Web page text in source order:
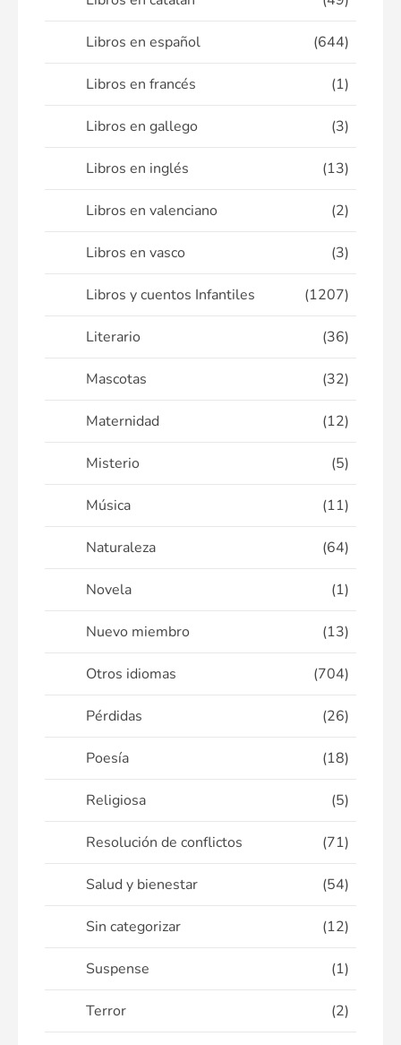
Libros en español (644)
Libros en francés (1)
Libros en gallego (3)
Libros en inglés (13)
Libros en valenciano (2)
Libros en vasco (3)
Libros y cuentos Infantiles (1207)
Literario (36)
Mascotas (32)
Maternidad (12)
Misterio (5)
Música (11)
Naturaleza (64)
Novela (1)
Nuevo miembro (13)
Otros idiomas (704)
Pérdidas (26)
Poesía (18)
Religiosa (5)
Resolución de conflictos (71)
Salud y bienestar (54)
Sin categorizar (12)
Suspense (1)
Terror (2)